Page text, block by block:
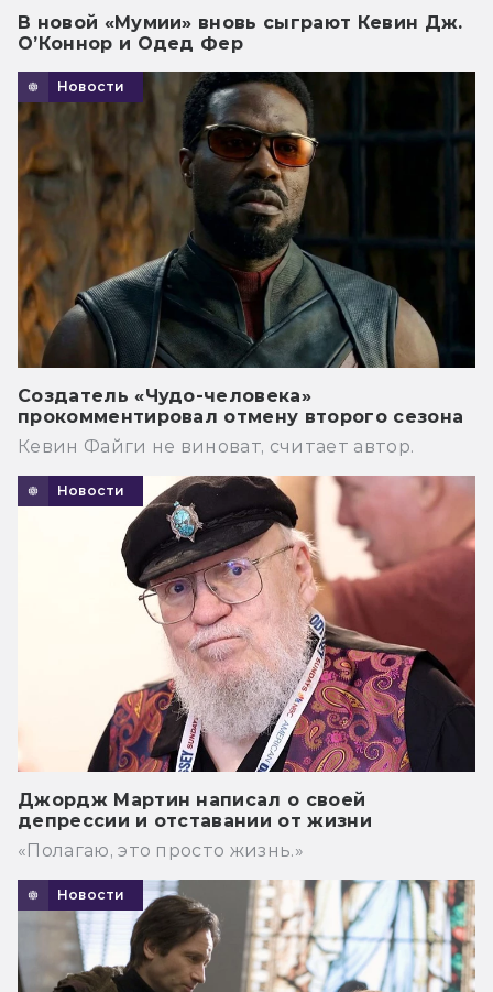
В новой «Мумии» вновь сыграют Кевин Дж.
О’Коннор и Одед Фер
Новости
Создатель «Чудо-человека»
прокомментировал отмену второго сезона
Кевин Файги не виноват, считает автор.
Новости
Джордж Мартин написал о своей
депрессии и отставании от жизни
«Полагаю, это просто жизнь.»
Новости